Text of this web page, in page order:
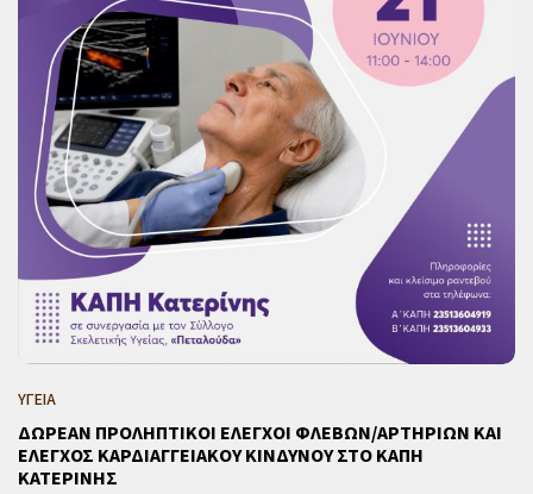
ΥΓΕΙΑ
ΔΩΡΕΑΝ ΠΡΟΛΗΠΤΙΚΟΙ ΕΛΕΓΧΟΙ ΦΛΕΒΩΝ/ΑΡΤΗΡΙΩΝ ΚΑΙ
ΕΛΕΓΧΟΣ ΚΑΡΔΙΑΓΓΕΙΑΚΟΥ ΚΙΝΔΥΝΟΥ ΣΤΟ ΚΑΠΗ
ΚΑΤΕΡΙΝΗΣ